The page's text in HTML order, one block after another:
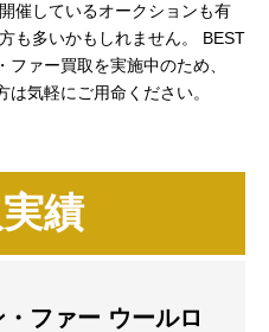
催しているオークションも有
も多いかもしれません。
BEST
ァー買取を実施中のため、
気軽にご用命ください。
績
ファー ウールロ